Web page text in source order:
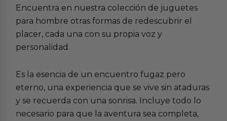
Encuentra en nuestra colección de juguetes
para hombre otras formas de redescubrir el
placer, cada una con su propia voz y
personalidad.
Es la esencia de un encuentro fugaz pero
eterno, una experiencia que se vive sin ataduras
y se recuerda con una sonrisa. Incluye todo lo
necesario para que la aventura sea completa,